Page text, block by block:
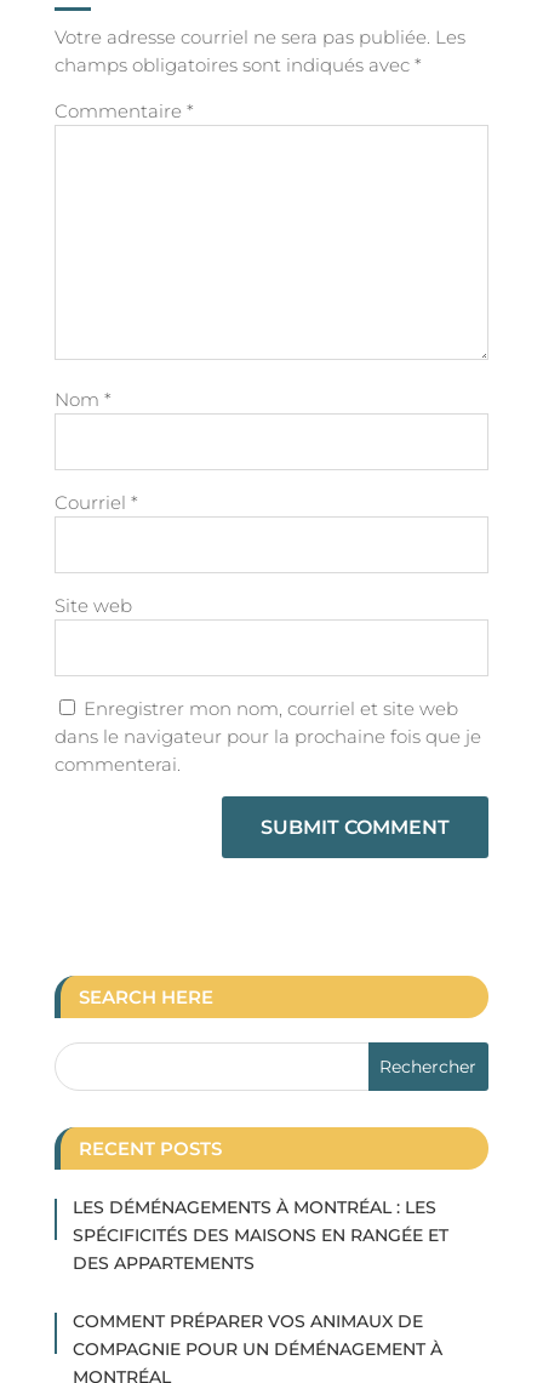
Votre adresse courriel ne sera pas publiée. Les
champs obligatoires sont indiqués avec *
Commentaire *
Nom *
Courriel *
Site web
Enregistrer mon nom, courriel et site web
dans le navigateur pour la prochaine fois que je
commenterai.
SEARCH HERE
RECENT POSTS
LES DÉMÉNAGEMENTS À MONTRÉAL : LES
SPÉCIFICITÉS DES MAISONS EN RANGÉE ET
DES APPARTEMENTS
COMMENT PRÉPARER VOS ANIMAUX DE
COMPAGNIE POUR UN DÉMÉNAGEMENT À
MONTRÉAL